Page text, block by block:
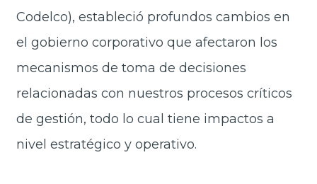
Proveedores
Acceso trabajadores/as
Codelco), estableció profundos cambios en
el gobierno corporativo que afectaron los
mecanismos de toma de decisiones
relacionadas con nuestros procesos críticos
de gestión, todo lo cual tiene impactos a
nivel estratégico y operativo.